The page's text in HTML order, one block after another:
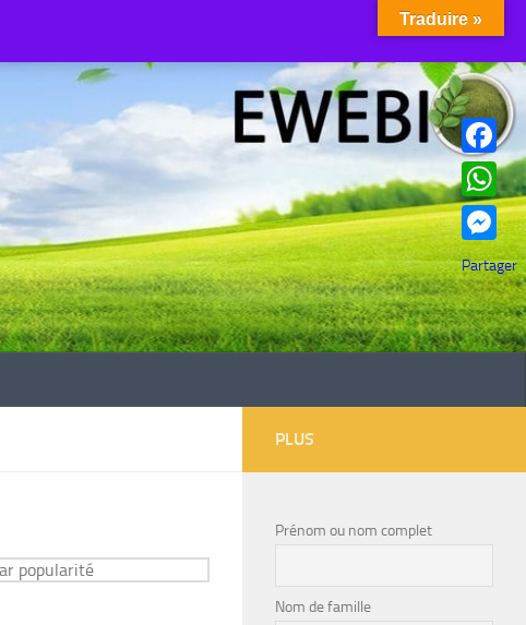
PLUS
Prénom ou nom complet
Nom de famille
Facebook
WhatsApp
Partager
Traduire »